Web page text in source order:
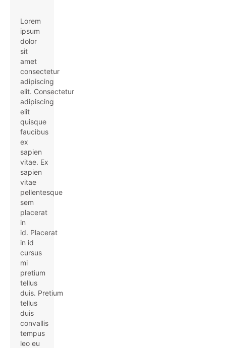
Lorem
ipsum
dolor
sit
amet
consectetur
adipiscing
elit. Consectetur
adipiscing
elit
quisque
faucibus
ex
sapien
vitae. Ex
sapien
vitae
pellentesque
sem
placerat
in
id. Placerat
in id
cursus
mi
pretium
tellus
duis. Pretium
tellus
duis
convallis
tempus
leo eu